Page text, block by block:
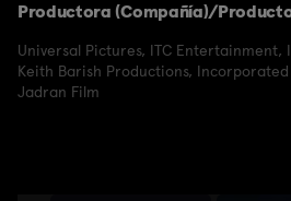
Productora (Compañía)/
Universal Pictures, ITC Entertainment,
Keith Barish Productions, Incorporated
Jadran Film